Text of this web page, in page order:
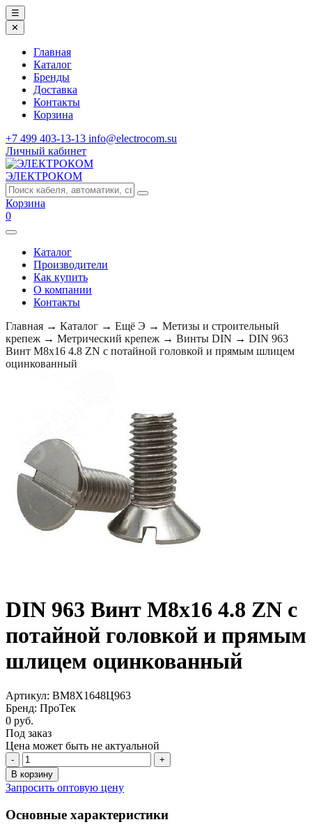
☰
✕
Главная
Каталог
Бренды
Доставка
Контакты
Корзина
+7 499 403-13-13 info@electrocom.su
Личный кабинет
ЭЛЕКТРОКОМ
Корзина
0
Каталог
Производители
Как купить
О компании
Контакты
Главная → Каталог → Ещё Э → Метизы и строительный
крепеж → Метрический крепеж → Винты DIN → DIN 963
Винт М8х16 4.8 ZN с потайной головкой и прямым шлицем
оцинкованный
DIN 963 Винт М8х16 4.8 ZN с
потайной головкой и прямым
шлицем оцинкованный
Артикул: ВМ8Х1648Ц963
Бренд: ПроТек
0 руб.
Под заказ
Цена может быть не актуальной
-
+
В корзину
Запросить оптовую цену
Основные характеристики